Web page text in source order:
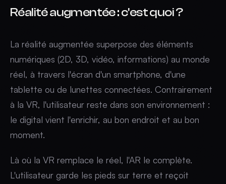
Réalité augmentée:c'est quoi ?
La réalité augmentée superpose des éléments
numériques (2D, 3D, vidéo, informations) au monde
réel, à travers l'écran d'un smartphone, d'une
tablette ou de lunettes connectées. Contrairement
à la VR, l'utilisateur reste dans son environnement :
le digital vient l'enrichir, au bon endroit et au bon
moment.
Là où la VR remplace le réel, l'AR le complète.
L'utilisateur garde les pieds sur terre et reçoit